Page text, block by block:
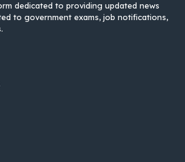
dedicated to providing updated news
to government exams, job notifications,